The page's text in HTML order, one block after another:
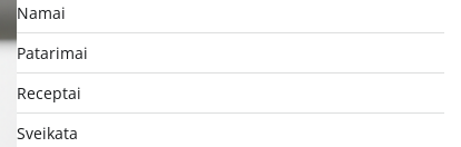
Namai
Patarimai
Receptai
Sveikata